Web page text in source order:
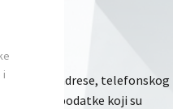
e-mail adrese, telefonskog
osobne podatke koji su
i